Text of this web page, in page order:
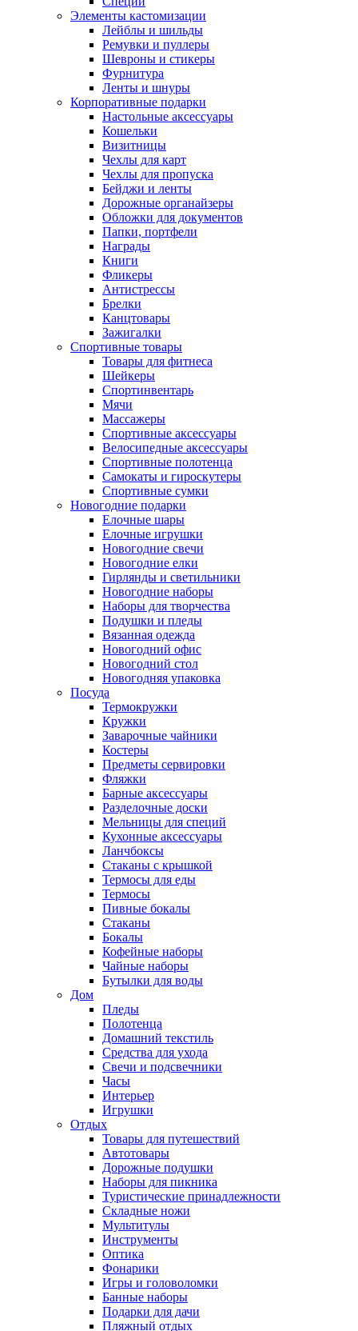
Элементы кастомизации
Лейблы и шильды
Ремувки и пуллеры
Шевроны и стикеры
Фурнитура
Ленты и шнуры
Корпоративные подарки
Настольные аксессуары
Кошельки
Визитницы
Чехлы для карт
Чехлы для пропуска
Бейджи и ленты
Дорожные органайзеры
Обложки для документов
Папки, портфели
Награды
Книги
Фликеры
Антистрессы
Брелки
Канцтовары
Зажигалки
Спортивные товары
Товары для фитнеса
Шейкеры
Спортинвентарь
Мячи
Массажеры
Спортивные аксессуары
Велосипедные аксессуары
Спортивные полотенца
Самокаты и гироскутеры
Спортивные сумки
Новогодние подарки
Елочные шары
Елочные игрушки
Новогодние свечи
Новогодние елки
Гирлянды и светильники
Новогодние наборы
Наборы для творчества
Подушки и пледы
Вязанная одежда
Новогодний офис
Новогодний стол
Новогодняя упаковка
Посуда
Термокружки
Кружки
Заварочные чайники
Костеры
Предметы сервировки
Фляжки
Барные аксессуары
Разделочные доски
Мельницы для специй
Кухонные аксессуары
Ланчбоксы
Стаканы с крышкой
Термосы для еды
Термосы
Пивные бокалы
Стаканы
Бокалы
Кофейные наборы
Чайные наборы
Бутылки для воды
Дом
Пледы
Полотенца
Домашний текстиль
Средства для ухода
Свечи и подсвечники
Часы
Интерьер
Игрушки
Отдых
Товары для путешествий
Автотовары
Дорожные подушки
Наборы для пикника
Туристические принадлежности
Складные ножи
Мультитулы
Инструменты
Оптика
Фонарики
Игры и головоломки
Банные наборы
Подарки для дачи
Пляжный отдых